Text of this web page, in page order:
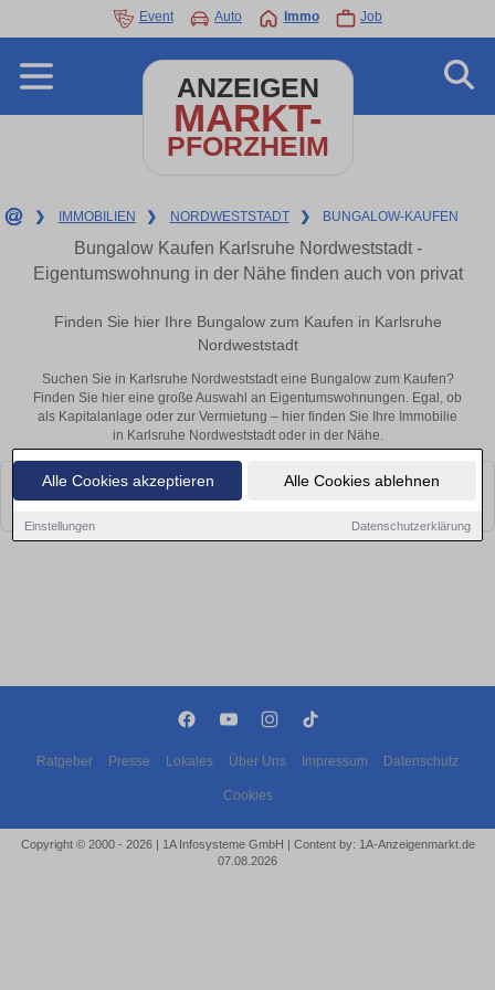
Alle Cookies akzeptieren Alle Cookies ablehnen
Einstellungen Datenschutzerklärung
Event Auto Immo Job
ANZEIGEN
MARKT-
PFORZHEIM
❯ IMMOBILIEN ❯ NORDWESTSTADT ❯ BUNGALOW-KAUFEN
Bungalow Kaufen Karlsruhe Nordweststadt -
Eigentumswohnung in der Nähe finden auch von privat
Finden Sie hier Ihre Bungalow zum Kaufen in Karlsruhe
Nordweststadt
Suchen Sie in Karlsruhe Nordweststadt eine Bungalow zum Kaufen?
Finden Sie hier eine große Auswahl an Eigentumswohnungen. Egal, ob
als Kapitalanlage oder zur Vermietung – hier finden Sie Ihre Immobilie
in Karlsruhe Nordweststadt oder in der Nähe.
Leider konnten wir derzeit keine passenden Objekte finden. Schauen Sie
bald wieder vorbei!
Ratgeber Presse Lokales Über Uns Impressum Datenschutz
Cookies
Copyright © 2000 - 2026 | 1A Infosysteme GmbH | Content by: 1A-Anzeigenmarkt.de
07.08.2026